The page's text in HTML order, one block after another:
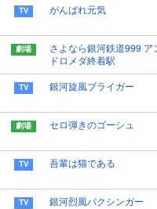
がんばれ元気
さよなら銀河鉄道999 ア
ドロメダ終着駅
銀河旋風ブライガー
セロ弾きのゴーシュ
吾輩は猫である
銀河烈風バクシンガー